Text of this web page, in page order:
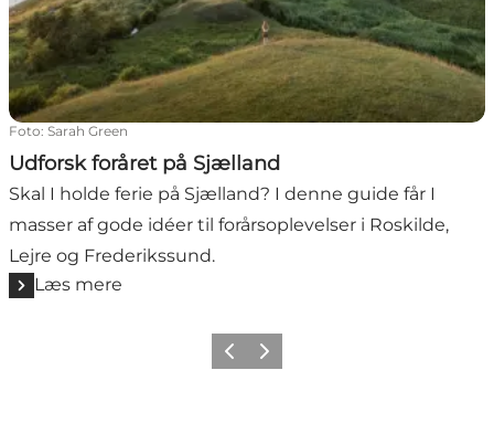
Foto: Sarah Green
Udforsk foråret på Sjælland
Skal I holde ferie på Sjælland? I denne guide får I
masser af gode idéer til forårsoplevelser i Roskilde,
Lejre og Frederikssund.
Læs mere
Forrige billede
Næste billede